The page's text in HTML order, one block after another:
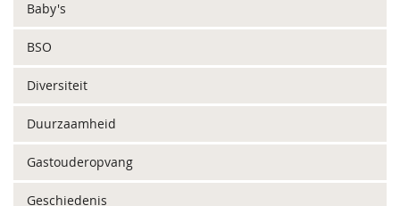
Baby's
BSO
Diversiteit
Duurzaamheid
Gastouderopvang
Geschiedenis